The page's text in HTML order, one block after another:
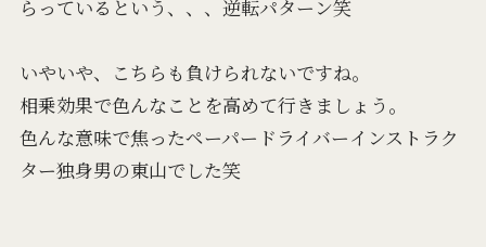
らっているという、、、逆転パターン笑
いやいや、こちらも負けられないですね。
相乗効果で色んなことを高めて行きましょう。
色んな意味で焦ったペーパードライバーインストラク
ター独身男の東山でした笑